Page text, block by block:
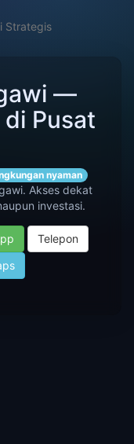
Strategis
—
Pusat
nyaman
Akses dekat
investasi.
Telepon